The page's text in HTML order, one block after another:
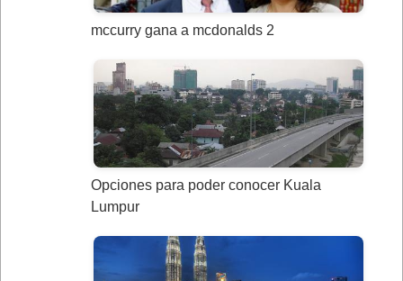
mccurry gana a mcdonalds 2
Opciones para poder conocer Kuala
Lumpur